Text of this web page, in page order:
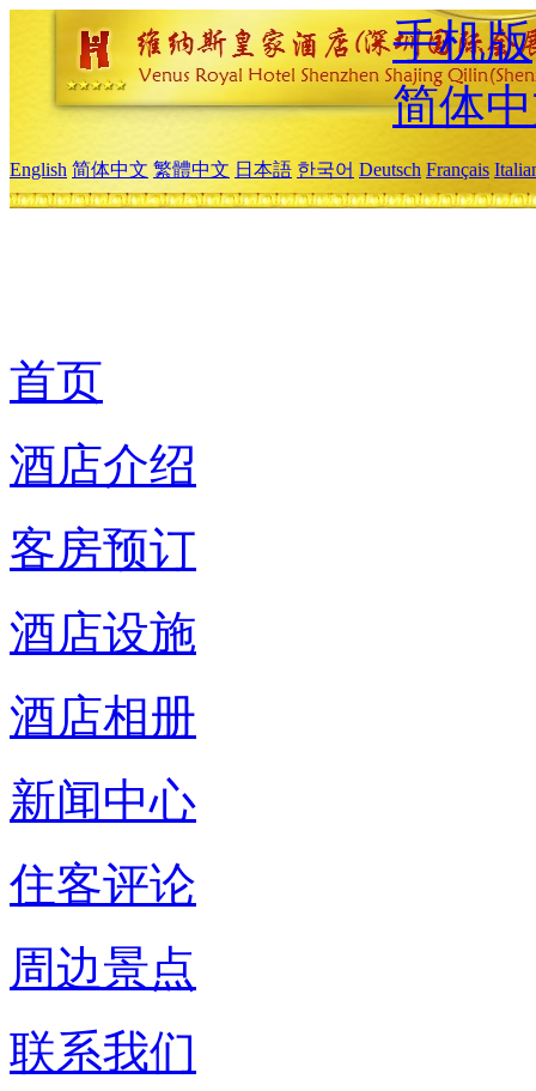
手机版
简体
English 简体中文 繁體中文 日本語 한국어 Deutsch Français
首页
酒店介绍
客房预订
酒店设施
酒店相册
新闻中心
住客评论
周边景点
联系我们